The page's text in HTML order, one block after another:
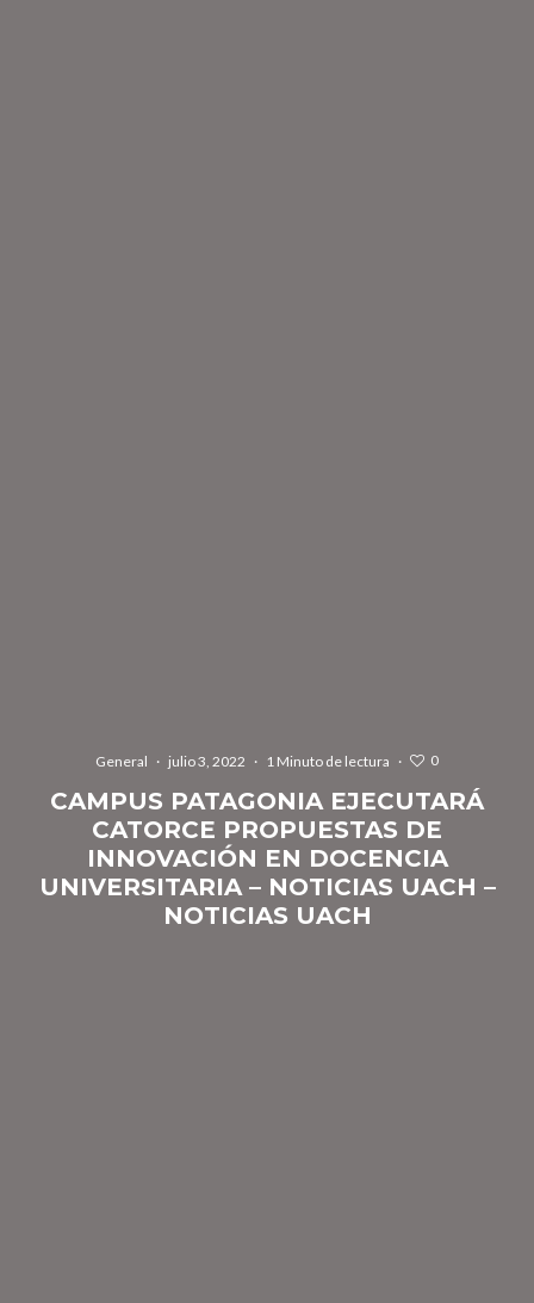
General · julio 3, 2022 · 1 Minuto de lectura · 0
CAMPUS PATAGONIA EJECUTARÁ
CATORCE PROPUESTAS DE
INNOVACIÓN EN DOCENCIA
UNIVERSITARIA – NOTICIAS UACH –
NOTICIAS UACH